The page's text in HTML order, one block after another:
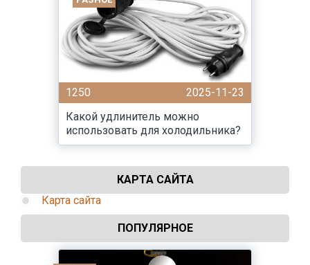
1250
2025-11-23
Какой удлинитель можно
использовать для холодильника?
КАРТА САЙТА
Карта сайта
ПОПУЛЯРНОЕ